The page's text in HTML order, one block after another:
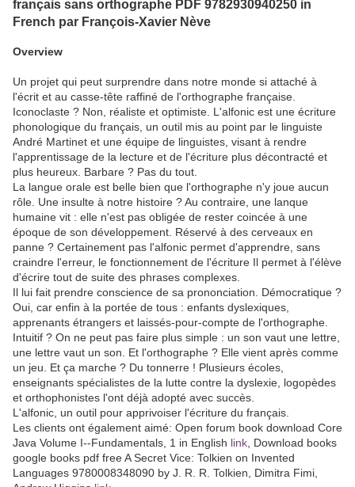
français sans orthographe PDF 9782930940250 in
French par François-Xavier Nève
Overview
Un projet qui peut surprendre dans notre monde si attaché à
l'écrit et au casse-tête raffiné de l'orthographe française.
Iconoclaste ? Non, réaliste et optimiste. L'alfonic est une écriture
phonologique du français, un outil mis au point par le linguiste
André Martinet et une équipe de linguistes, visant à rendre
l'apprentissage de la lecture et de l'écriture plus décontracté et
plus heureux. Barbare ? Pas du tout.
La langue orale est belle bien que l'orthographe n'y joue aucun
rôle. Une insulte à notre histoire ? Au contraire, une lanque
humaine vit : elle n'est pas obligée de rester coincée à une
époque de son développement. Réservé à des cerveaux en
panne ? Certainement pas l'alfonic permet d'apprendre, sans
craindre l'erreur, le fonctionnement de l'écriture Il permet à l'élève
d'écrire tout de suite des phrases complexes.
Il lui fait prendre conscience de sa prononciation. Démocratique ?
Oui, car enfin à la portée de tous : enfants dyslexiques,
apprenants étrangers et laissés-pour-compte de l'orthographe.
Intuitif ? On ne peut pas faire plus simple : un son vaut une lettre,
une lettre vaut un son. Et l'orthographe ? Elle vient après comme
un jeu. Et ça marche ? Du tonnerre ! Plusieurs écoles,
enseignants spécialistes de la lutte contre la dyslexie, logopèdes
et orthophonistes l'ont déjà adopté avec succès.
L'alfonic, un outil pour apprivoiser l'écriture du français.
Les clients ont également aimé: Open forum book download Core
Java Volume I--Fundamentals, 1 in English link , Download books
google books pdf free A Secret Vice: Tolkien on Invented
Languages 9780008348090 by J. R. R. Tolkien, Dimitra Fimi,